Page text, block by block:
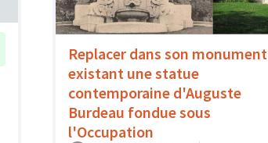
Replacer dans son monument
existant une statue
contemporaine d'Auguste
Burdeau fondue sous
l'Occupation